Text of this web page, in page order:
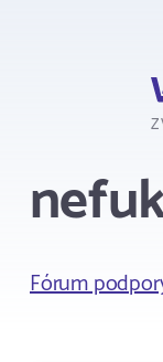
Fórum